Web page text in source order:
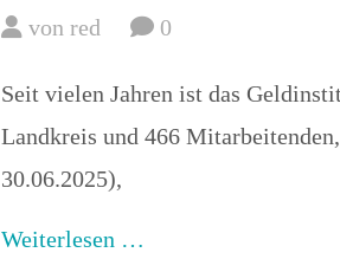
von red 0
Seit vielen Jahren ist das
Landkreis und 466
30.06.2025),
Weiterlesen …